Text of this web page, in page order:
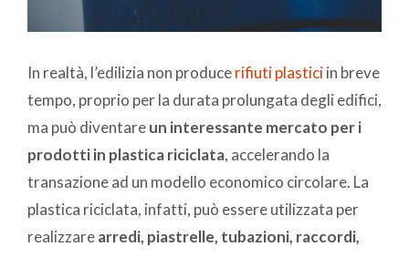
In realtà, l’edilizia non producerifiuti plasticiin breve
tempo, proprio per la durata prolungata degli edifici,
ma può diventareun interessante mercato per i
prodotti in plastica riciclata, accelerando la
transazione ad un modello economico circolare. La
plastica riciclata, infatti, può essere utilizzata per
realizzarearredi, piastrelle, tubazioni, raccordi,